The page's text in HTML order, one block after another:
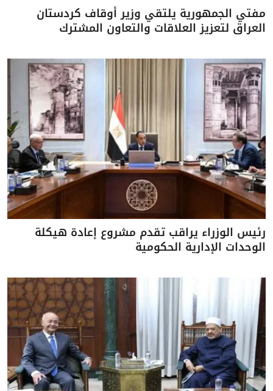
مفتي الجمهورية يلتقي وزير أوقاف كردستان
العراق لتعزيز العلاقات والتعاون المشترك
رئيس الوزراء يراقب تقدم مشروع إعادة هيكلة
الوحدات الإدارية الحكومية